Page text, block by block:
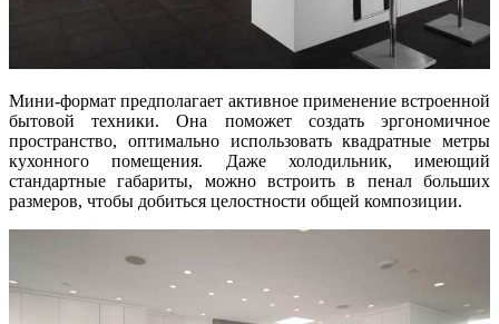
Мини-формат предполагает активное применение встроенной
бытовой техники. Она поможет создать эргономичное
пространство, оптимально использовать квадратные метры
кухонного помещения. Даже холодильник, имеющий
стандартные габариты, можно встроить в пенал больших
размеров, чтобы добиться целостности общей композиции.